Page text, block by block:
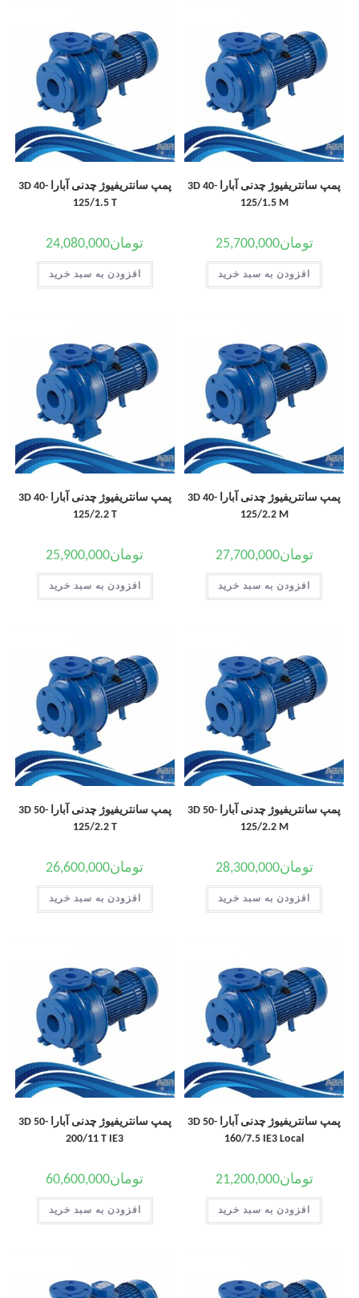
پمپ سانتریفیوژ چدنی آبارا 3D 40-
125/1.5 M
تومان25,700,000
افزودن به سبد خرید
پمپ سانتریفیوژ چدنی آبارا 3D 40-
125/1.5 T
تومان24,080,000
افزودن به سبد خرید
پمپ سانتریفیوژ چدنی آبارا 3D 40-
125/2.2 M
تومان27,700,000
افزودن به سبد خرید
پمپ سانتریفیوژ چدنی آبارا 3D 40-
125/2.2 T
تومان25,900,000
افزودن به سبد خرید
پمپ سانتریفیوژ چدنی آبارا 3D 50-
125/2.2 M
تومان28,300,000
افزودن به سبد خرید
پمپ سانتریفیوژ چدنی آبارا 3D 50-
125/2.2 T
تومان26,600,000
افزودن به سبد خرید
پمپ سانتریفیوژ چدنی آبارا 3D 50-
160/7.5 IE3 Local
تومان21,200,000
افزودن به سبد خرید
پمپ سانتریفیوژ چدنی آبارا 3D 50-
200/11 T IE3
تومان60,600,000
افزودن به سبد خرید